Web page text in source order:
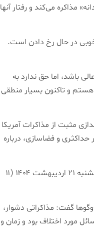
مذاکره می‌کند و رفتار آنها
خوبی در حال رخ دادن است.
باشد، اما حق ندارد به
و تاکنون بسیار منطقی
مثبت از مذاکرات آمریکا
و فضاسازی، درباره
دور چهارم مذاکرات غیرمستقیم میان جمهوری اسلامی ایران و ایالات متحده آمریکا روز یکشنبه ۲۱ اردیبهشت ۱۴۰۴ (۱۱
گفت: مذاکراتی دشوار،
مورد اختلاف بود و زمان و